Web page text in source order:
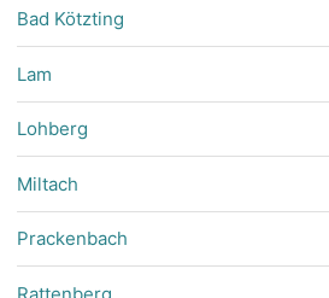
Bad Kötzting
Lam
Lohberg
Miltach
Prackenbach
Rattenberg